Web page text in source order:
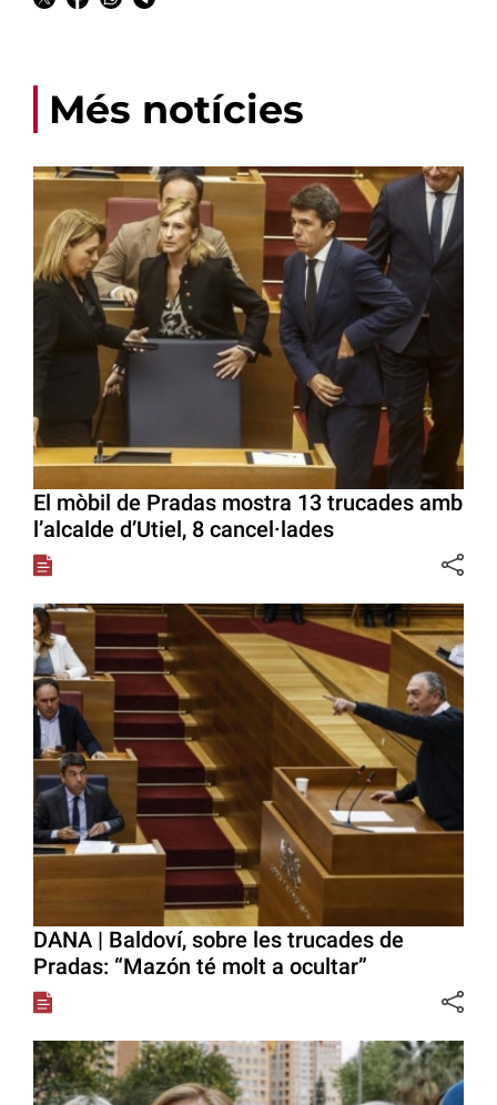
Més notícies
El mòbil de Pradas mostra 13 trucades amb
l’alcalde d’Utiel, 8 cancel·lades
DANA | Baldoví, sobre les trucades de
Pradas: “Mazón té molt a ocultar”